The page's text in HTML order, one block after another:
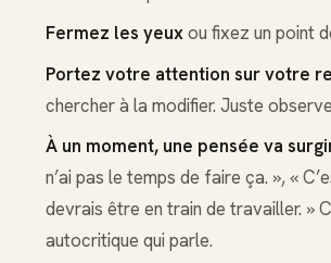
Fermez les yeuxou fixez un point
Portez votre attention sur votre
chercher à la modifier. Juste
À un moment, une pensée va
n’ai pas le temps de faire ça. », «
devrais être en train de travailler. »
autocritique qui parle.